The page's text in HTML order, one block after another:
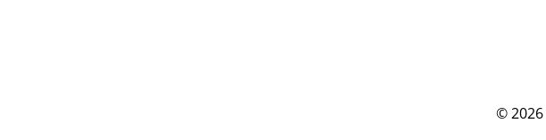
© 2026